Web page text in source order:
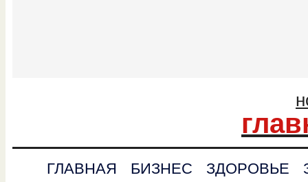
ГЛАВНАЯ БИЗНЕС ЗДОРОВЬЕ